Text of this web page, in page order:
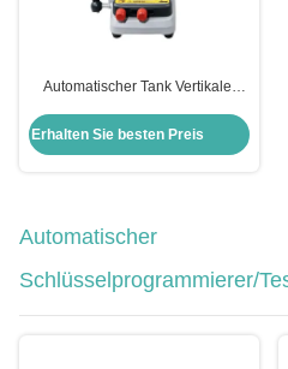
Automatischer Tank Vertikaler
Schlosserwerkzeuge Xhorse
Condox
Erhalten Sie besten Preis
Automatischer
Schlüsselprogrammierer/